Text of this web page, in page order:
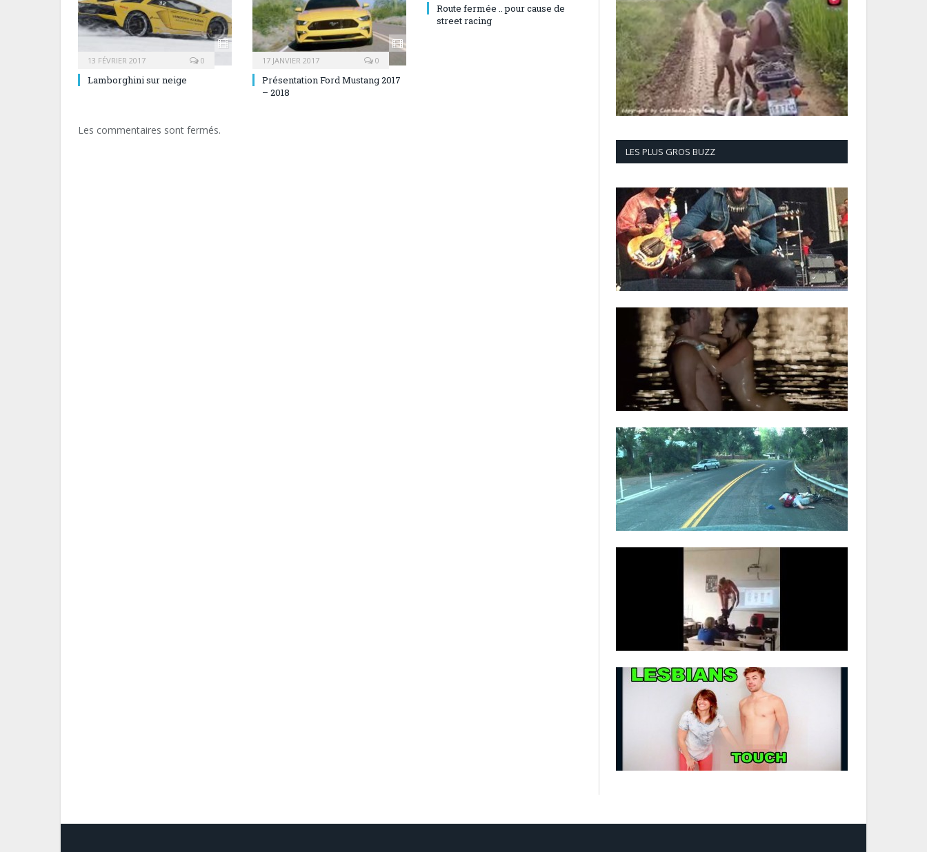
13 FÉVRIER 2017 0
Lamborghini sur neige
17 JANVIER 2017 0
Présentation Ford Mustang 2017
– 2018
Route fermée .. pour cause de
street racing
Les commentaires sont fermés.
LES PLUS GROS BUZZ